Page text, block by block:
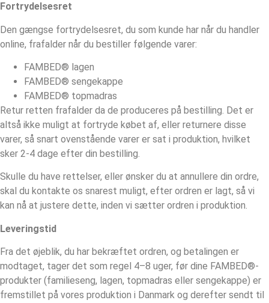
Fortrydelsesret
Den gængse fortrydelsesret, du som kunde har når du handler
online, frafalder når du bestiller følgende varer:
FAMBED® lagen
FAMBED® sengekappe
FAMBED® topmadras
Retur retten frafalder da de produceres på bestilling. Det er
altså ikke muligt at fortryde købet af, eller returnere disse
varer, så snart ovenstående varer er sat i produktion, hvilket
sker 2-4 dage efter din bestilling.
Skulle du have rettelser, eller ønsker du at annullere din ordre,
skal du kontakte os snarest muligt, efter ordren er lagt, så vi
kan nå at justere dette, inden vi sætter ordren i produktion.
Leveringstid
Fra det øjeblik, du har bekræftet ordren, og betalingen er
modtaget, tager det som regel 4–8 uger, før dine FAMBED®-
produkter (familieseng, lagen, topmadras eller sengekappe) er
fremstillet på vores produktion i Danmark og derefter sendt til